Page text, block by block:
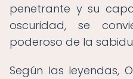
penetrante y su
oscuridad, se
poderoso de la
Según las leyendas,